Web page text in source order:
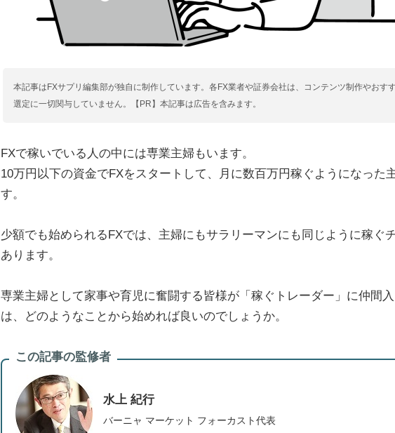
本記事はFXサプリ編集部が独自に制作しています。各FX業者や証券会社は、コンテンツ制作やおす
選定に一切関与していません。【PR】本記事は広告を含みます。
FXで稼いでいる人の中には専業主婦もいます。
10万円以下の資金でFXをスタートして、月に数百万円稼ぐようになった
す。
少額でも始められるFXでは、主婦にもサラリーマンにも同じように稼ぐ
あります。
専業主婦として家事や育児に奮闘する皆様が「稼ぐトレーダー」に仲間
は、どのようなことから始めれば良いのでしょうか。
この記事の監修者
水上 紀行
バーニャ マーケット フォーカスト代表